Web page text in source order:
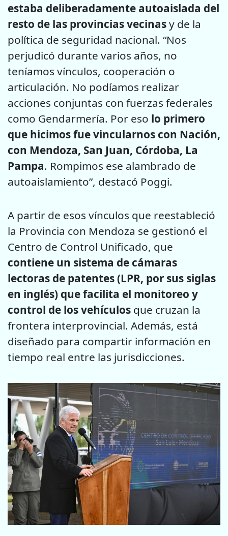
estaba deliberadamente autoaislada del
resto de las provincias vecinasy de la
política de seguridad nacional. “Nos
perjudicó durante varios años, no
teníamos vínculos, cooperación o
articulación. No podíamos realizar
acciones conjuntas con fuerzas federales
como Gendarmería. Por eso lo primero
que hicimos fue vincularnos con Nación,
con Mendoza, San Juan, Córdoba, La
Pampa. Rompimos ese alambrado de
autoaislamiento”, destacó Poggi.
A partir de esos vínculos que reestableció
la Provincia con Mendoza se gestionó el
Centro de Control Unificado, que
contiene un sistema de cámaras
lectoras de patentes (LPR, por sus siglas
en inglés) que facilita el monitoreo y
control de los vehículos que cruzan la
frontera interprovincial. Además, está
diseñado para compartir información en
tiempo real entre las jurisdicciones.